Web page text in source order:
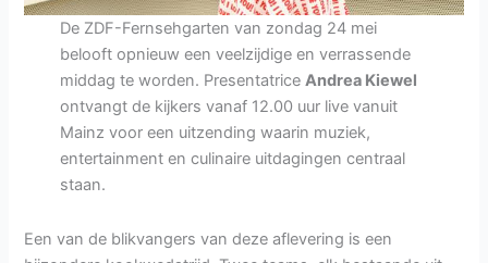
De ZDF-Fernsehgarten van zondag 24 mei
belooft opnieuw een veelzijdige en verrassende
middag te worden. Presentatrice Andrea Kiewel
ontvangt de kijkers vanaf 12.00 uur live vanuit
Mainz voor een uitzending waarin muziek,
entertainment en culinaire uitdagingen centraal
staan.
Een van de blikvangers van deze aflevering is een